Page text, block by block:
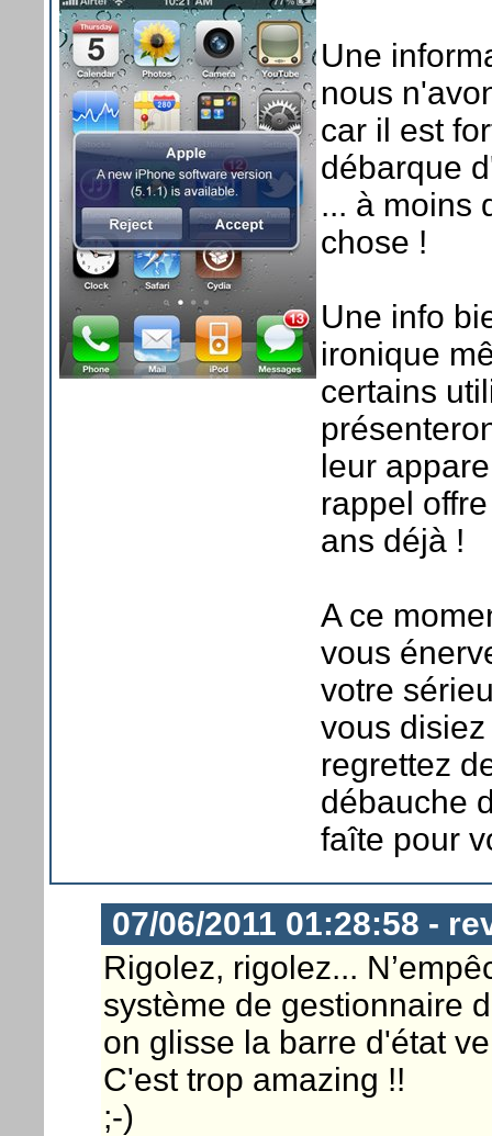
Une
nous
car il est
débarque
... à moins
chose !
Une info
ironique
certains
leur
rappel
ans déjà !
A ce
vous
votre
vous
regrettez
débauche
faîte pour
07/06/2011 01:28:58 -
Rigolez, rigolez...
système de gestionnaire
on glisse la barre d'état
C'est trop amazing !!
;-)